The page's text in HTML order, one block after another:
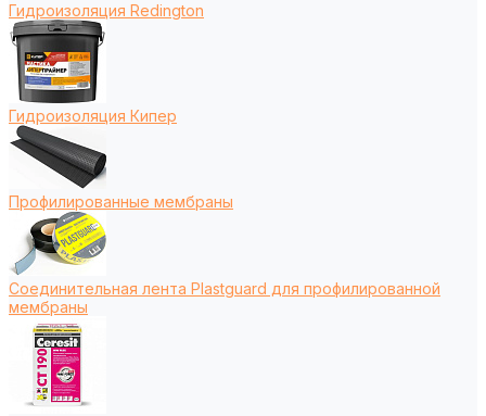
Гидроизоляция Redington
Гидроизоляция Кипер
Профилированные мембраны
Соединительная лента Plastguard для профилированной
мембраны